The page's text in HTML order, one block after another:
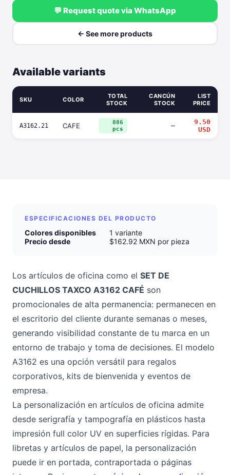
💬 Request quote via WhatsApp
← See more products
Available variants
SKU COLOR
TOTAL
STOCK
CANCÚN
STOCK
LIST
PRICE
A3162.21 CAFE
886
pcs
—
9.50
USD
ESPECIFICACIONES DEL PRODUCTO
Colores disponibles
1 variante
Precio desde
$162.92 MXN por pieza
Los artículos de oficina como el SET DE
CUCHILLOS TAXCO A3162 CAFÉ son
promocionales de alta permanencia: permanecen en
el escritorio del cliente durante semanas o meses,
generando visibilidad constante de tu marca en un
entorno de trabajo y toma de decisiones. El modelo
A3162 es una opción versátil para regalos
corporativos, kits de bienvenida y eventos de
empresa.
La personalización en artículos de oficina admite
desde serigrafía y tampografía en plásticos hasta
impresión full color UV en superficies rígidas. Para
libretas y artículos de papel, la personalización
puede ir en portada, contraportada o páginas